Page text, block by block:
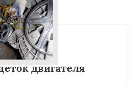
двигателя